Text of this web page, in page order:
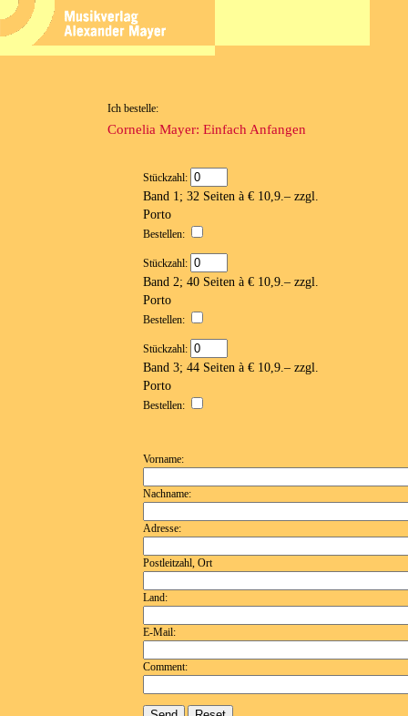
Ich bestelle:
Cornelia Mayer: Einfach Anfangen
Stückzahl:
Band 1; 32 Seiten à € 10,9.– zzgl.
Porto
Bestellen:
Stückzahl:
Band 2; 40 Seiten à € 10,9.– zzgl.
Porto
Bestellen:
Stückzahl:
Band 3; 44 Seiten à € 10,9.– zzgl.
Porto
Bestellen:
Vorname:
Nachname:
Adresse:
Postleitzahl, Ort
Land:
E-Mail:
Comment: